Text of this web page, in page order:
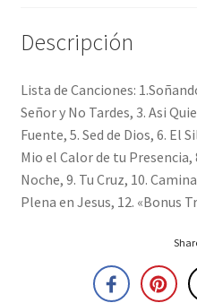
Descripción
Lista de Canciones:
Señor y No Tardes, 3. Asi
Fuente, 5. Sed de Dios, 6. El
Mio el Calor de tu Presencia,
Noche, 9. Tu Cruz, 10.
Plena en Jesus, 12. «Bonus